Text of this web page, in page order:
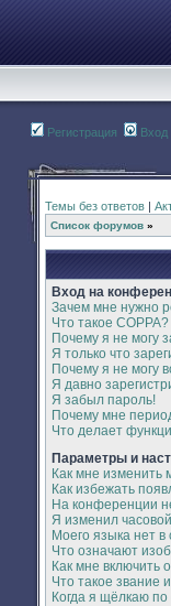
Регистрация Вход
Темы без ответов |
Список форумов »
Вход на
Зачем мне нужно
Что такое COPPA?
Почему я не могу
Я только что
Почему я не могу
Я давно
Я забыл пароль!
Почему мне
Что делает
Параметры и
Как мне изменить
Как избежать
На конференции
Я изменил
Моего языка нет в
Что означают
Как мне включить
Что такое звание
Когда я щёлкаю